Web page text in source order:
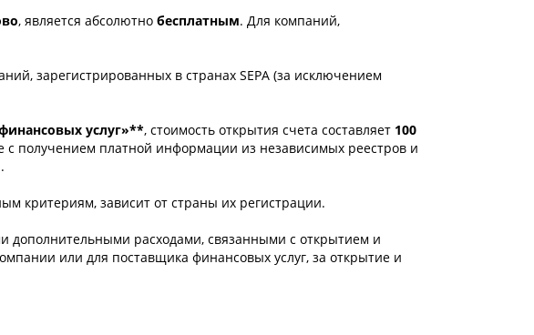
, является абсолютно бесплатным. Для компаний,
зарегистрированных в странах SEPA (за исключением
услуг»**, стоимость открытия счета составляет 100
с получением платной информации из независимых реестров и
критериям, зависит от страны их регистрации.
дополнительными расходами, связанными с открытием и
или для поставщика финансовых услуг, за открытие и